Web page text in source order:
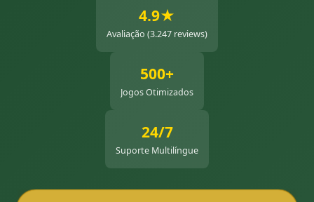
4.9★
Avaliação (3.247 reviews)
500+
Jogos Otimizados
24/7
Suporte Multilíngue